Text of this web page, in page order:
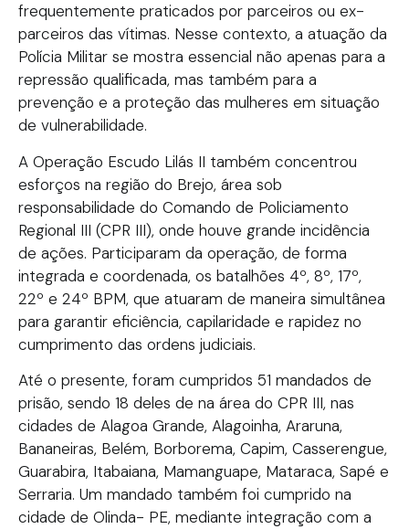
frequentemente praticados por parceiros ou ex-
parceiros das vítimas. Nesse contexto, a atuação da
Polícia Militar se mostra essencial não apenas para a
repressão qualificada, mas também para a
prevenção e a proteção das mulheres em situação
de vulnerabilidade.
A Operação Escudo Lilás II também concentrou
esforços na região do Brejo, área sob
responsabilidade do Comando de Policiamento
Regional III (CPR III), onde houve grande incidência
de ações. Participaram da operação, de forma
integrada e coordenada, os batalhões 4º, 8º, 17º,
22º e 24º BPM, que atuaram de maneira simultânea
para garantir eficiência, capilaridade e rapidez no
cumprimento das ordens judiciais.
Até o presente, foram cumpridos 51 mandados de
prisão, sendo 18 deles de na área do CPR III, nas
cidades de Alagoa Grande, Alagoinha, Araruna,
Bananeiras, Belém, Borborema, Capim, Casserengue,
Guarabira, Itabaiana, Mamanguape, Mataraca, Sapé e
Serraria. Um mandado também foi cumprido na
cidade de Olinda- PE, mediante integração com a